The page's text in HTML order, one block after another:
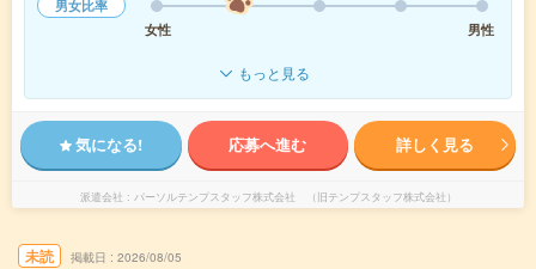
男女比率
女性
男性
もっと見る
気になる! 応募へ進む 詳しく見る
派遣会社 パーソルテンプスタッフ株式会社 （旧テンプスタッフ株式会社）
未読 掲載日 2026/08/05